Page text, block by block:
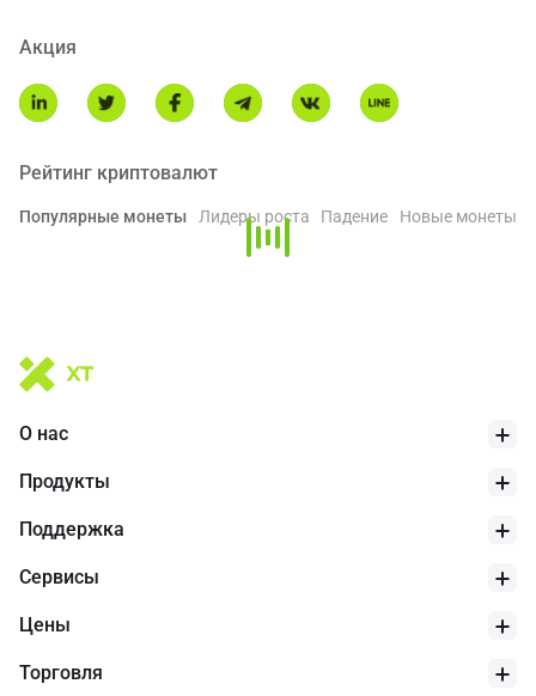
доли, который использует центрифугу для ставления
механизм управления на блокчейне, который дает
возможность держателям центрифуги направлять развитие
предназначено только для справки.
Акция
Рейтинг криптовалют
Популярные монеты Лидеры роста Падение Новые монеты
О нас
Продукты
Поддержка
Cервисы
Цены
Торговля